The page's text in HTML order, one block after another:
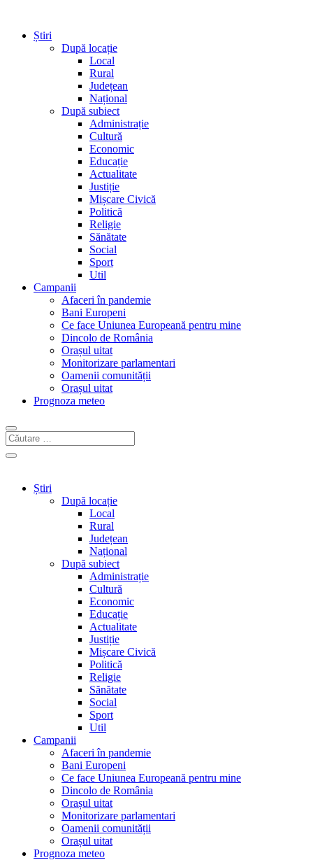
Știri
După locație
Local
Rural
Județean
Național
După subiect
Administrație
Cultură
Economic
Educație
Actualitate
Justiție
Mișcare Civică
Politică
Religie
Sănătate
Social
Sport
Util
Campanii
Afaceri în pandemie
Bani Europeni
Ce face Uniunea Europeană pentru mine
Dincolo de România
Orașul uitat
Monitorizare parlamentari
Oamenii comunității
Orașul uitat
Prognoza meteo
Știri
După locație
Local
Rural
Județean
Național
După subiect
Administrație
Cultură
Economic
Educație
Actualitate
Justiție
Mișcare Civică
Politică
Religie
Sănătate
Social
Sport
Util
Campanii
Afaceri în pandemie
Bani Europeni
Ce face Uniunea Europeană pentru mine
Dincolo de România
Orașul uitat
Monitorizare parlamentari
Oamenii comunității
Orașul uitat
Prognoza meteo